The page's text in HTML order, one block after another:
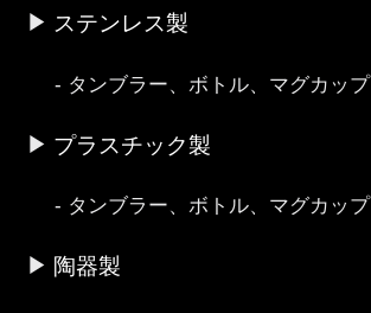
ステンレス製
タンブラー、ボトル、マグカップ
プラスチック製
タンブラー、ボトル、マグカップ
陶器製